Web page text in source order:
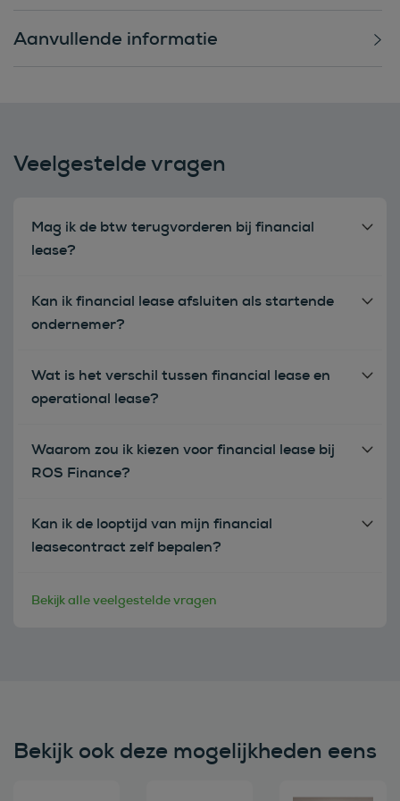
Aanvullende informatie
Veelgestelde vragen
Mag ik de btw terugvorderen bij financial
lease?
Kan ik financial lease afsluiten als startende
ondernemer?
Wat is het verschil tussen financial lease en
operational lease?
Waarom zou ik kiezen voor financial lease bij
ROS Finance?
Kan ik de looptijd van mijn financial
leasecontract zelf bepalen?
Bekijk alle veelgestelde vragen
Bekijk ook deze mogelijkheden eens